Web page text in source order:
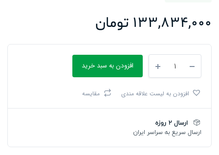
133,834,000 تومان
گرافیک
ام
آی
4090
GAMING
افزودن به سبد خرید
افزودن به لیست علاقه مندی مقایسه
ارسال 2 روزه
ارسال سریع به سراسر ایران